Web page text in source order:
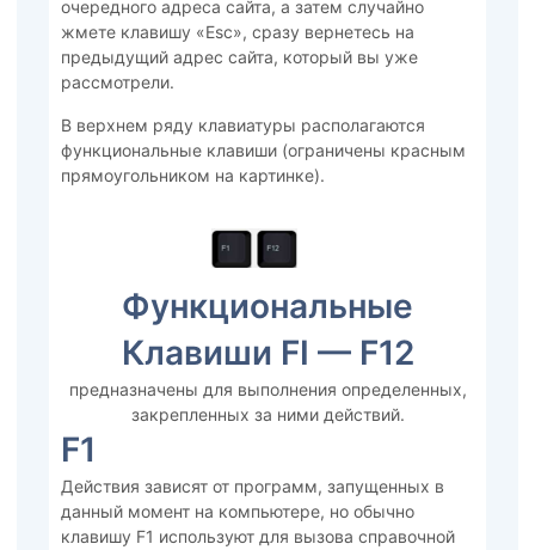
очередного адреса сайта, а затем случайно
жмете клавишу «Esc», сразу вернетесь на
предыдущий адрес сайта, который вы уже
рассмотрели.
В верхнем ряду клавиатуры располагаются
функциональные клавиши (ограничены красным
прямоугольником на картинке).
Функциональные
Клавиши FI — F12
предназначены для выполнения определенных,
закрепленных за ними действий.
F1
Действия зависят от программ, запущенных в
данный момент на компьютере, но обычно
клавишу F1 используют для вызова справочной